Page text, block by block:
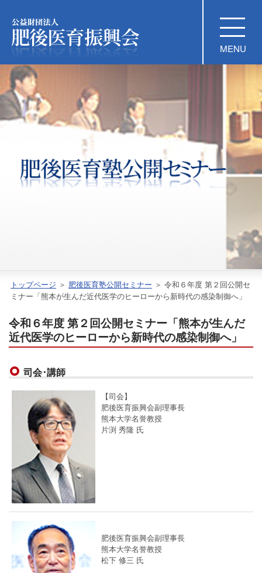
公益財団法人 肥後医育振興
トップページ ＞ 肥後医育塾公開セミナー ＞ 令和６年度 第２回公開セ
ミナー「熊本が生んだ近代医学のヒーローから新時代の感染制御へ」
令和６年度 第２回公開セミナー「熊本が生んだ
近代医学のヒーローから新時代の感染制御へ」
司会･講師
【司会】
肥後医育振興会副理事長
熊本大学名誉教授
片渕 秀隆氏
肥後医育振興会副理事長
熊本大学名誉教授
松下 修三 氏